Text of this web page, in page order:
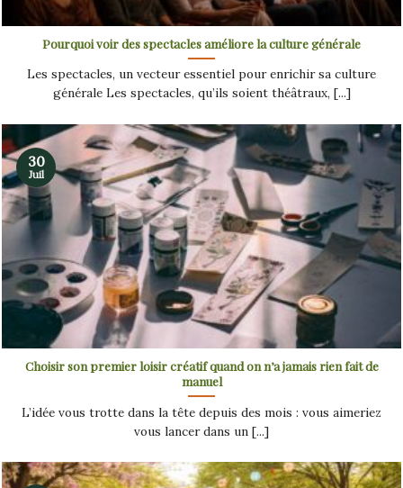
Pourquoi voir des spectacles améliore la culture générale
Les spectacles, un vecteur essentiel pour enrichir sa culture
générale Les spectacles, qu’ils soient théâtraux, [...]
Choisir son premier loisir créatif quand on n’a jamais rien fait de
manuel
L’idée vous trotte dans la tête depuis des mois : vous aimeriez
vous lancer dans un [...]
30
Juil